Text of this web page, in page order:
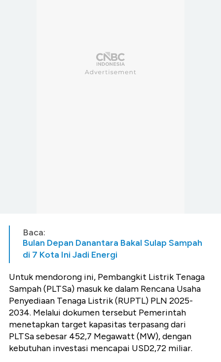
Baca:
Bulan Depan Danantara Bakal Sulap Sampah
di 7 Kota Ini Jadi Energi
Untuk mendorong ini, Pembangkit Listrik Tenaga
Sampah (PLTSa) masuk ke dalam Rencana Usaha
Penyediaan Tenaga Listrik (RUPTL) PLN 2025-
2034. Melalui dokumen tersebut Pemerintah
menetapkan target kapasitas terpasang dari
PLTSa sebesar 452,7 Megawatt (MW), dengan
kebutuhan investasi mencapai USD2,72 miliar.